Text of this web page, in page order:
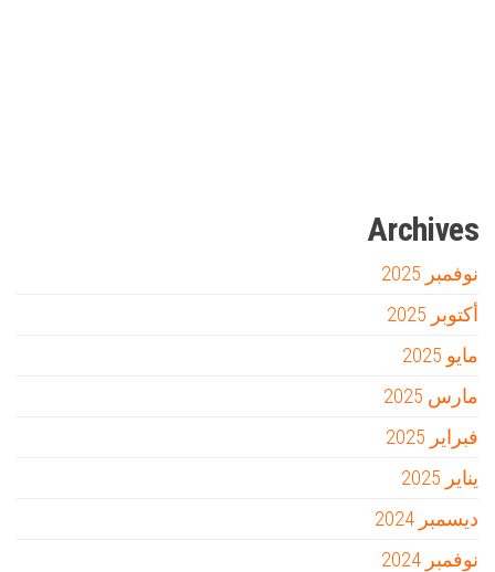
Archives
نوفمبر 2025
أكتوبر 2025
مايو 2025
مارس 2025
فبراير 2025
يناير 2025
ديسمبر 2024
نوفمبر 2024